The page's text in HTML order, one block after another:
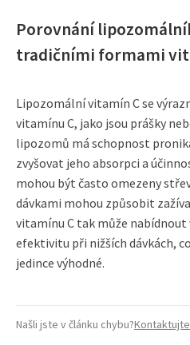
Porovnání
tradičními formami
Lipozomální vitamín C se
vitamínu C, jako jsou prášky
lipozomů má schopnost
zvyšovat jeho absorpci a
mohou být často omezeny
dávkami mohou způsobit
vitamínu C tak může
efektivitu při nižších dávkách,
jedince výhodné.
Našli jste v článku chybu?